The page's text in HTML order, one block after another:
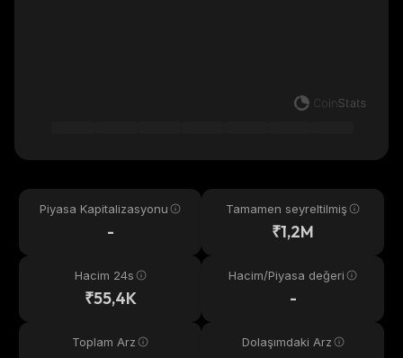
Piyasa Kapitalizasyonu
-
Tamamen seyreltilmiş
₹1,2M
Hacim 24s
₹55,4K
Hacim/Piyasa değeri
-
Toplam Arz Dolaşımdaki Arz